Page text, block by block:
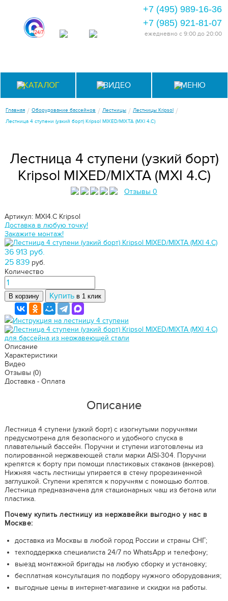
+7 (495) 989-16-36
+7 (985) 921-81-07
ежедневно с 9:00 до 20:00
КАТАЛОГ ВИДЕО МЕНЮ
Главная / Оборудование бассейнов / Лестницы / Лестницы Kripsol /
Лестница 4 ступени (узкий борт) Kripsol MIXED/MIXTA (MXI 4.C)
Лестница 4 ступени (узкий борт)
Kripsol MIXED/MIXTA (MXI 4.C)
Отзывы 0
Артикул: MXI4.C Kripsol
Доставка в любую точку!
Закажите монтаж!
36 913 руб.
25 839 руб.
Количество
В корзину Купить в 1 клик
Инструкция на лестницу 4 ступени
Описание
Характеристики
Видео
Отзывы (0)
Доставка - Оплата
Описание
Лестница 4 ступени (узкий борт) с изогнутыми поручнями
предусмотрена для безопасного и удобного спуска в
плавательный бассейн. Поручни и ступени изготовлены из
полированной нержавеющей стали марки AISI-304. Поручни
крепятся к борту при помощи пластиковых стаканов (анкеров).
Нижняя часть лестницы упирается в стену прорезиненной
заглушкой. Ступени крепятся к поручням с помощью болтов.
Лестница предназначена для стационарных чаш из бетона или
пластика.
Почему купить лестницу из нержавейки выгодно у нас в
Москве:
доставка из Москвы в любой город России и страны СНГ;
техподдержка специалиста 24/7 по WhatsApp и телефону;
выезд монтажной бригады на любую сборку и установку;
бесплатная консультация по подбору нужного оборудования;
выгодные цены в интернет-магазине и скидки на работы.